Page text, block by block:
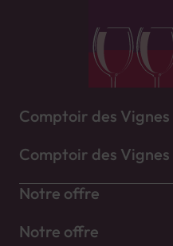
Comptoir des Vignes
Comptoir des Vignes
Notre offre
Notre offre